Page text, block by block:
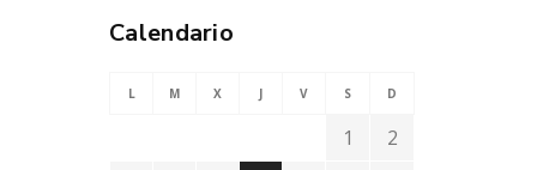
Calendario
L M X J V S D
1
2